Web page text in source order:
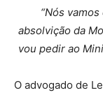
“Nós
absolvição da
vou pedir ao
O advogado de